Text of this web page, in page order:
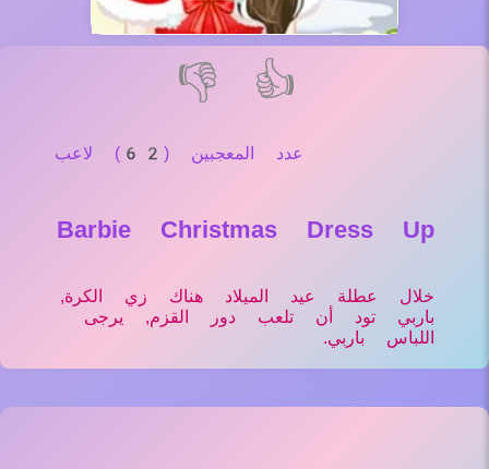
👍
👎
عدد المعجبين (62) لاعب
Barbie Christmas Dress Up
خلال عطلة عيد الميلاد هناك زي الكرة,
باربي تود أن تلعب دور القزم, يرجى
اللباس باربي.